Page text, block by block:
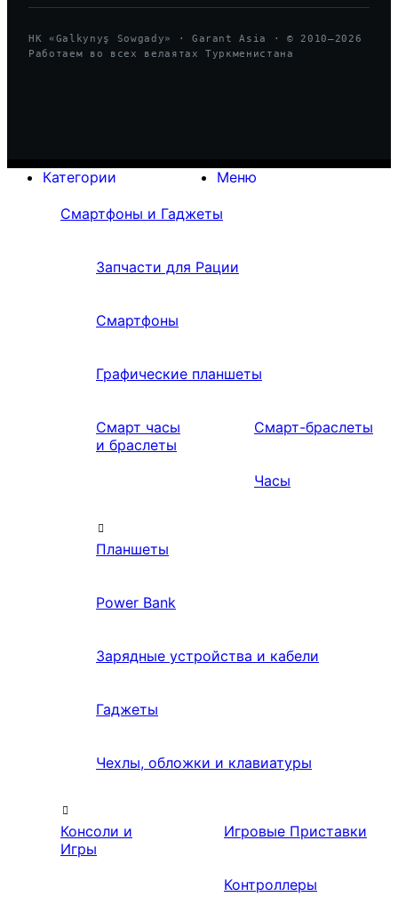
HK «Galkynyş Sowgady» · Garant Asia · © 2010—2026
Работаем во всех велаятах Туркменистана
Меню
Категории
Смартфоны и Гаджеты
Запчасти для Рации
Смартфоны
Графические планшеты
Смарт часы
и браслеты
Смарт-браслеты
Часы
Планшеты
Power Bank
Зарядные устройства и кабели
Гаджеты
Чехлы, обложки и клавиатуры
Консоли и
Игры
Игровые Приставки
Контроллеры